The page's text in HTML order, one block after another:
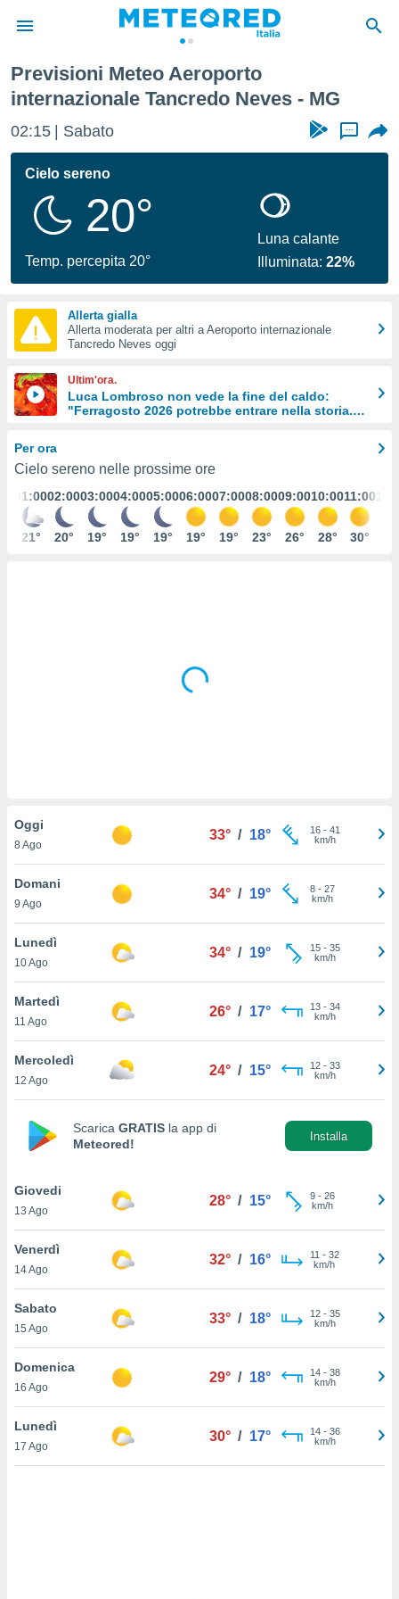
di
per
di
Web
le
al sito
nostri
ci
di
un
la
di esso.
nella
cookie
il tuo
in
web.
ACCETTA
Previsioni Meteo Aeroporto
internazionale Tancredo Neves - MG
02:15 Sabato ...
Cielo sereno
20°
Temp. percepita 20°
Luna calante
Illuminata:22%
Allerta gialla
Allerta moderata per altri a Aeroporto internazionale
Tancredo Neves oggi
Ultim'ora.
Luca Lombroso non vede la fine del caldo:
"Ferragosto 2026 potrebbe entrare nella storia.
Per ora
Cielo sereno nelle prossime ore
01:00
21°
02:00
20°
03:00
19°
04:00
19°
05:00
19°
06:00
19°
07:00
19°
08:00
23°
09:00
26°
10:00
28°
11:00
30°
Oggi
8 Ago
33° / 18° 16- 41
km/h
Domani
9 Ago
34° / 19° 8- 27
km/h
Lunedì
10 Ago
34° / 19° 15- 35
km/h
Martedì
11 Ago
26° / 17° 13- 34
km/h
Mercoledì
12 Ago
24° / 15° 12- 33
km/h
Scarica GRATIS la app di
Meteored!
Installa
Giovedi
13 Ago
28° / 15° 9- 26
km/h
Venerdì
14 Ago
32° / 16° 11 - 32
km/h
Sabato
15 Ago
33° / 18° 12- 35
km/h
Domenica
16 Ago
29° / 18° 14- 38
km/h
Lunedì
17 Ago
30° / 17° 14- 36
km/h